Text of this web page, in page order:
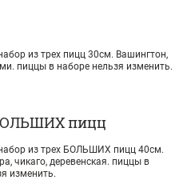
из трех пицц 30см. Вашингтон,
пиццы в наборе нельзя изменить.
пицц
из трех БОЛЬШИХ пицц 40см.
чикаго, деревенская. пиццы в
изменить.